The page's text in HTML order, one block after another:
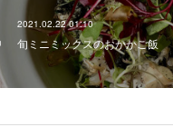
2021.02.22 01:10
旬ミニミックスのおかかご飯